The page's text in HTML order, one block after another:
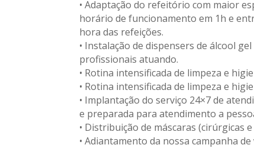
• Adaptação do refeitório com maior
horário de funcionamento em 1h e
hora das refeições.
• Instalação de dispensers de álcool
profissionais atuando.
• Rotina intensificada de limpeza e
• Rotina intensificada de limpeza e
• Implantação do serviço 24×7 de
e preparada para atendimento a
• Distribuição de máscaras (cirúrgicas
• Adiantamento da nossa campanha